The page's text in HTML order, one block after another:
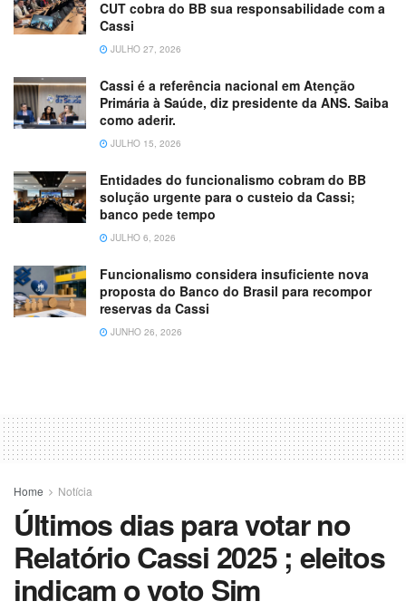
CUT cobra do BB sua responsabilidade com a
Cassi
JULHO 27, 2026
Cassi é a referência nacional em Atenção
Primária à Saúde, diz presidente da ANS. Saiba
como aderir.
JULHO 15, 2026
Entidades do funcionalismo cobram do BB
solução urgente para o custeio da Cassi;
banco pede tempo
JULHO 6, 2026
Funcionalismo considera insuficiente nova
proposta do Banco do Brasil para recompor
reservas da Cassi
JUNHO 26, 2026
Home Notícia
Últimos dias para votar no
Relatório Cassi 2025 ; eleitos
indicam o voto Sim